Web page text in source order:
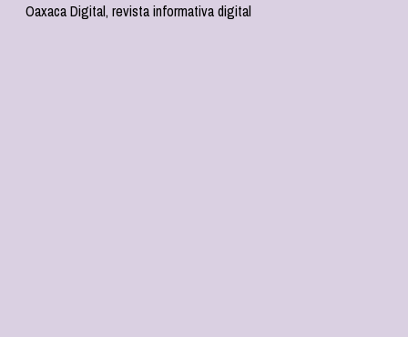
Oaxaca Digital, revista informativa digital